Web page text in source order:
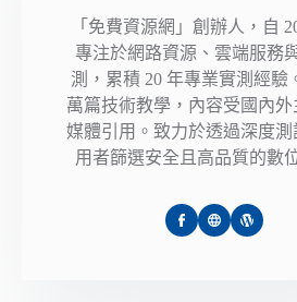
「免費資源網」創辦人，自
專注於網路資源、雲端服務
測，累積 20 年專業實測經驗
萬篇技術教學，內容受國內外
媒體引用。致力於透過深度
用者篩選安全且高品質的數